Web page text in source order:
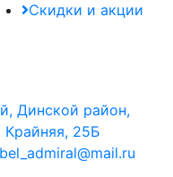
Скидки и акции
Динской район,
Крайняя, 25Б